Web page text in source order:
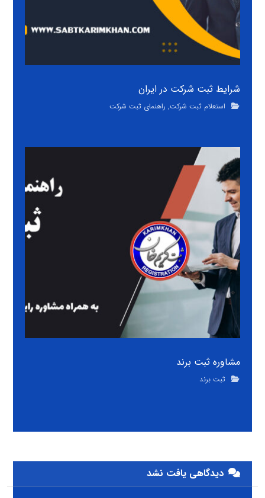
شرایط ثبت شرکت در ایران
استعلام ثبت شرکت, راهنمای ثبت شرکت
مشاوره ثبت برند
ثبت برند
دیدگاهی یافت نشد